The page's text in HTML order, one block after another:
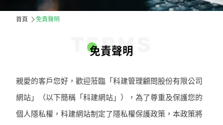
首頁 免責聲明
免責聲明
ERM
親愛的客戶您好，歡迎蒞臨「科建管理顧問股份有限公司
網站」（以下簡稱「科建網站」），為了尊重及保護您的
個人隱私權，科建網站制定了隱私權保護政策，本政策將